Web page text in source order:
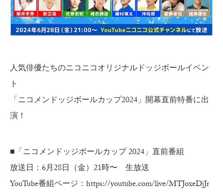
人気俳優たちのニコニコオリジナルドッジボールイベン
ト
「ニコメンドッジボールカップ2024」開幕直前特番に出
演！
■「ニコメンドッジボールカップ 2024」直前番組
放送日：6月28日（金）21時〜 生放送
YouTube番組ページ： https://youtube.com/live/MTJoxeDjJr